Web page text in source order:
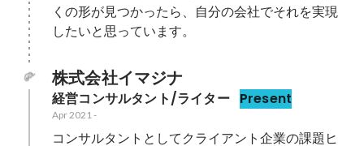
くの形が見つかったら、自分の会社でそれを実現
したいと思っています。
株式会社イマジナ
経営コンサルタント/ライター Present
Apr 2021 -
コンサルタントとしてクライアント企業の課題ヒ